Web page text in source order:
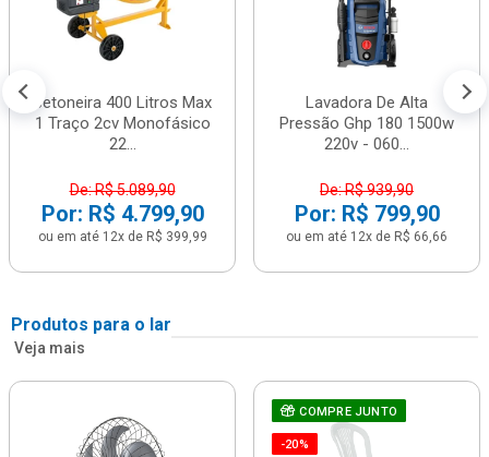
Betoneira 400 Litros Max
1 Traço 2cv Monofásico
22...
De: R$ 5.089,90
Por: R$ 4.799,90
ou em até 12x de R$ 399,99
Lavadora De Alta
Pressão Ghp 180 1500w
220v - 060...
De: R$ 939,90
Por: R$ 799,90
ou em até 12x de R$ 66,66
Produtos para o lar
Veja mais
COMPRE JUNTO
-20%